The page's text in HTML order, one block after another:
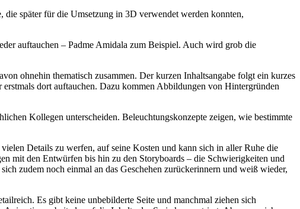
später für die Umsetzung in 3D verwendet werden konnten,
auftauchen – Padme Amidala zum Beispiel. Auch wird grob die
ohnehin thematisch zusammen. Der kurzen Inhaltsangabe folgt ein kurzes
dort auftauchen. Dazu kommen Abbildungen von Hintergründen
Kollegen unterscheiden. Beleuchtungskonzepte zeigen, wie bestimmte
Details zu werfen, auf seine Kosten und kann sich in aller Ruhe die
mit den Entwürfen bis hin zu den Storyboards – die Schwierigkeiten und
zudem noch einmal an das Geschehen zurückerinnern und weiß wieder,
Es gibt keine unbebilderte Seite und manchmal ziehen sich